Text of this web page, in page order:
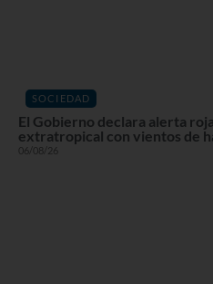
SOCIEDAD
El Gobierno declara alerta
extratropical con vientos de
06/08/26